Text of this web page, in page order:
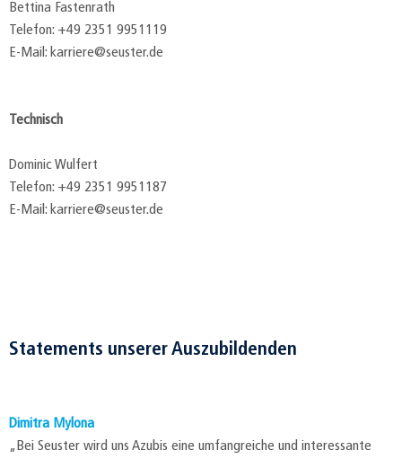
Bettina Fastenrath
Telefon: +49 2351 9951119
E-Mail: karriere@seuster.de
Technisch
Dominic Wulfert
Telefon: +49 2351 9951187
E-Mail: karriere@seuster.de
Statements unserer Auszubildenden
Dimitra Mylona
„Bei Seuster wird uns Azubis eine umfangreiche und interessante